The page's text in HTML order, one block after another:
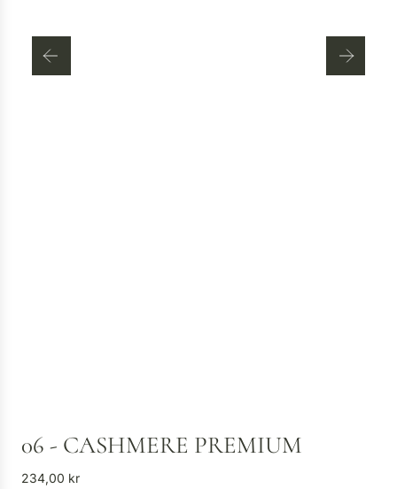
06 - CASHMERE PREMIUM
V
234,00 kr